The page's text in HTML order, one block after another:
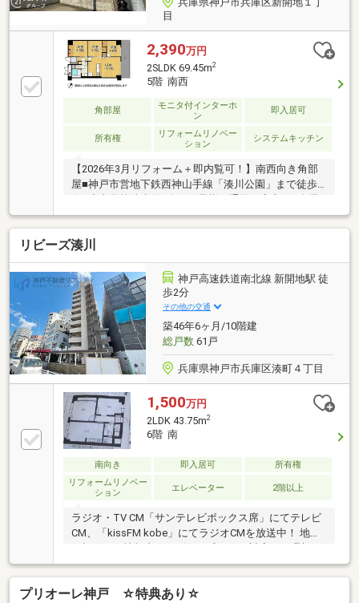
目
2,390万円
2SLDK 69.45m2
5階 南西
角部屋
モニタ付インターホ
ン
即入居可
所有権
リフォームリノベー
ション
システムキッチン
【2026年3月リフォーム＋即内覧可！】南西向き角部
屋■神戸市営地下鉄西神山手線「湊川公園」まで徒歩4
室収納！お部屋をすっきりと保てますね
リビーズ湊川
神戸高速鉄道南北線 新開地駅 徒
歩2分
その他の交通
築46年6ヶ月/10階建
総戸数61戸
兵庫県神戸市兵庫区湊町４丁目
1,500万円
2LDK 43.75m2
6階 南
南向き 即入居可
所有権
リフォームリノベー
ション
エレベーター 2階以上
ラジオ・TV CM「サンテレビボックス席」にてテレビ
CM、「kissFM kobe」にてラジオCMを放送中！ 地域
住まい探しをサポート致します♪
プリオーレ神戸 ☆特典あり☆